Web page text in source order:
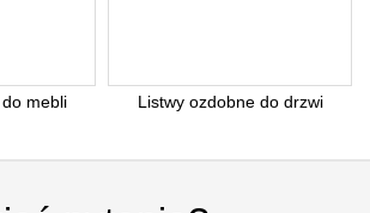
mebli Listwy ozdobne do drzwi